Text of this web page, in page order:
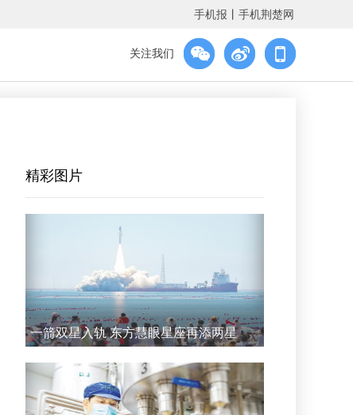
手机报 手机荆楚网
关注我们
精彩图片
一箭双星入轨 东方慧眼星座再添两星